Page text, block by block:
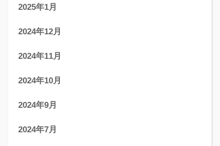
2025年1月
2024年12月
2024年11月
2024年10月
2024年9月
2024年7月